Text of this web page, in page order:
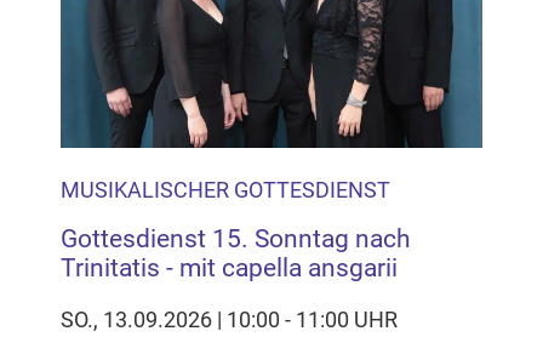
MUSIKALISCHER GOTTESDIENST
Gottesdienst 15. Sonntag nach
Trinitatis - mit capella ansgarii
SO., 13.09.2026 | 10:00 - 11:00 UHR